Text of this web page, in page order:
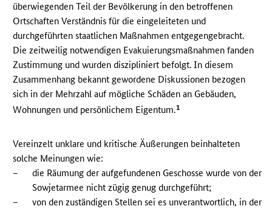
überwiegenden Teil der Bevölkerung in den betroffenen
Ortschaften Verständnis für die eingeleiteten und
durchgeführten staatlichen Maßnahmen entgegengebracht.
Die zeitweilig notwendigen Evakuierungsmaßnahmen fanden
Zustimmung und wurden diszipliniert befolgt. In diesem
Zusammenhang bekannt gewordene Diskussionen bezogen
sich in der Mehrzahl auf mögliche Schäden an Gebäuden,
Wohnungen und persönlichem Eigentum.1
Vereinzelt unklare und kritische Äußerungen beinhalteten
solche Meinungen wie:
–
die Räumung der aufgefundenen Geschosse wurde von der
Sowjetarmee nicht zügig genug durchgeführt;
–
von den zuständigen Stellen sei es unverantwortlich, in der